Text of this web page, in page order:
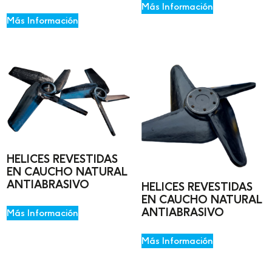
Más Información
Más Información
HELICES REVESTIDAS
EN CAUCHO NATURAL
ANTIABRASIVO
Más Información
HELICES REVESTIDAS
EN CAUCHO NATURAL
ANTIABRASIVO
Más Información